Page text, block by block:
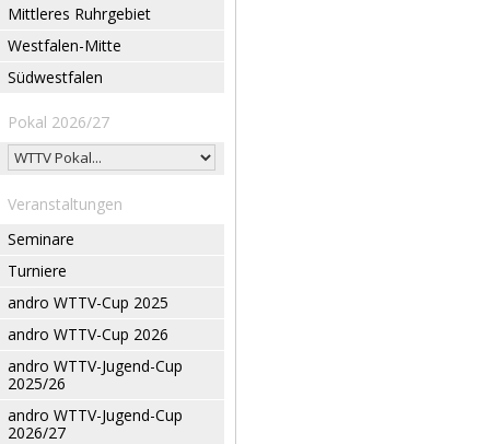
Mittleres Ruhrgebiet
Westfalen-Mitte
Südwestfalen
Pokal 2026/27
Veranstaltungen
Seminare
Turniere
andro WTTV-Cup 2025
andro WTTV-Cup 2026
andro WTTV-Jugend-Cup
2025/26
andro WTTV-Jugend-Cup
2026/27